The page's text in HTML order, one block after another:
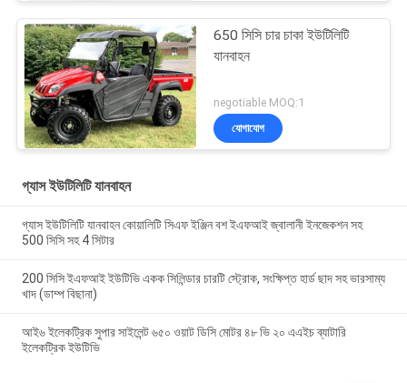
650 সিসি চার চাকা ইউটিলিটি
যানবাহন
negotiable MOQ:1
যোগাযোগ
গ্যাস ইউটিলিটি যানবাহন
গ্যাস ইউটিলিটি যানবাহন কোয়ালিটি সিএফ ইঞ্জিন বশ ইএফআই জ্বালানী ইনজেকশন সহ
500 সিসি সহ 4 সিটার
200 সিসি ইএফআই ইউটিভি একক সিলিন্ডার চারটি স্ট্রোক, সংক্ষিপ্ত হার্ড ছাদ সহ ভারসাম্য
খাদ (ডাম্প বিছানা)
আই৬ ইলেকট্রিক সুপার সাইলেন্ট ৬৫০ ওয়াট ডিসি মোটর ৪৮ ভি ২০ এএইচ ব্যাটারি
ইলেকট্রিক ইউটিভি